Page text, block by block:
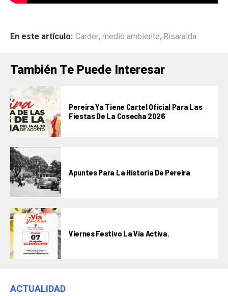
En este artículo: Carder, medio ambiente, Risaralda
También Te Puede Interesar
Pereira Ya Tiene Cartel Oficial Para Las
Fiestas De La Cosecha 2026
Apuntes Para La Historia De Pereira
Viernes Festivo La Via Activa.
ACTUALIDAD